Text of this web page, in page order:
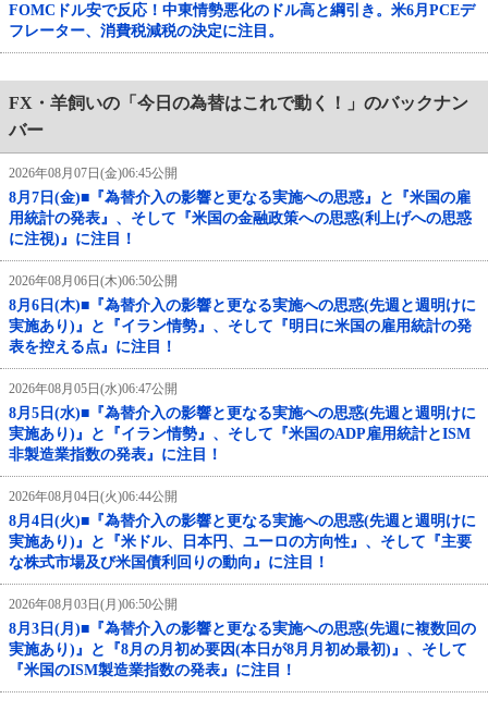
FOMCドル安で反応！中東情勢悪化のドル高と綱引き。米6月PCEデ
フレーター、消費税減税の決定に注目。
FX・羊飼いの「今日の為替はこれで動く！」のバックナン
バー
2026年08月07日(金)06:45公開
8月7日(金)■『為替介入の影響と更なる実施への思惑』と『米国の雇
用統計の発表』、そして『米国の金融政策への思惑(利上げへの思惑
に注視)』に注目！
2026年08月06日(木)06:50公開
8月6日(木)■『為替介入の影響と更なる実施への思惑(先週と週明けに
実施あり)』と『イラン情勢』、そして『明日に米国の雇用統計の発
表を控える点』に注目！
2026年08月05日(水)06:47公開
8月5日(水)■『為替介入の影響と更なる実施への思惑(先週と週明けに
実施あり)』と『イラン情勢』、そして『米国のADP雇用統計とISM
非製造業指数の発表』に注目！
2026年08月04日(火)06:44公開
8月4日(火)■『為替介入の影響と更なる実施への思惑(先週と週明けに
実施あり)』と『米ドル、日本円、ユーロの方向性』、そして『主要
な株式市場及び米国債利回りの動向』に注目！
2026年08月03日(月)06:50公開
8月3日(月)■『為替介入の影響と更なる実施への思惑(先週に複数回の
実施あり)』と『8月の月初め要因(本日が8月月初め最初)』、そして
『米国のISM製造業指数の発表』に注目！